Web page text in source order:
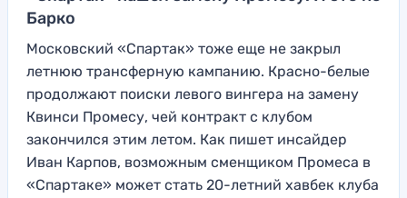
Барко
Московский «Спартак» тоже еще не закрыл
летнюю трансферную кампанию. Красно-белые
продолжают поиски левого вингера на замену
Квинси Промесу, чей контракт с клубом
закончился этим летом. Как пишет инсайдер
Иван Карпов, возможным сменщиком Промеса в
«Спартаке» может стать 20-летний хавбек клуба